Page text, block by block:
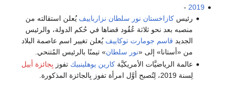
2019
-
رئيس كازاخستان نور سلطان نزارباييف يُعلن استقالته من
منصبه بعد نحو ثلاثة عُقُود قضاها في حُكم الدولة، والرئيس
الجديد قاسم جومارت توكاييف يُعلن تغيير اسم عاصمة البلاد
من «أستانا» إلى «نور سلطان» تيمنًا بالرئيس المُتنحي.
عالمة الرياضيَّات الأمريكيَّة كارين يوهلينبيك تفوز بِجائزة أبيل
لِسنة 2019، لِتُصبح أوَّل امرأة تفوز بِالجائزة المذكورة.